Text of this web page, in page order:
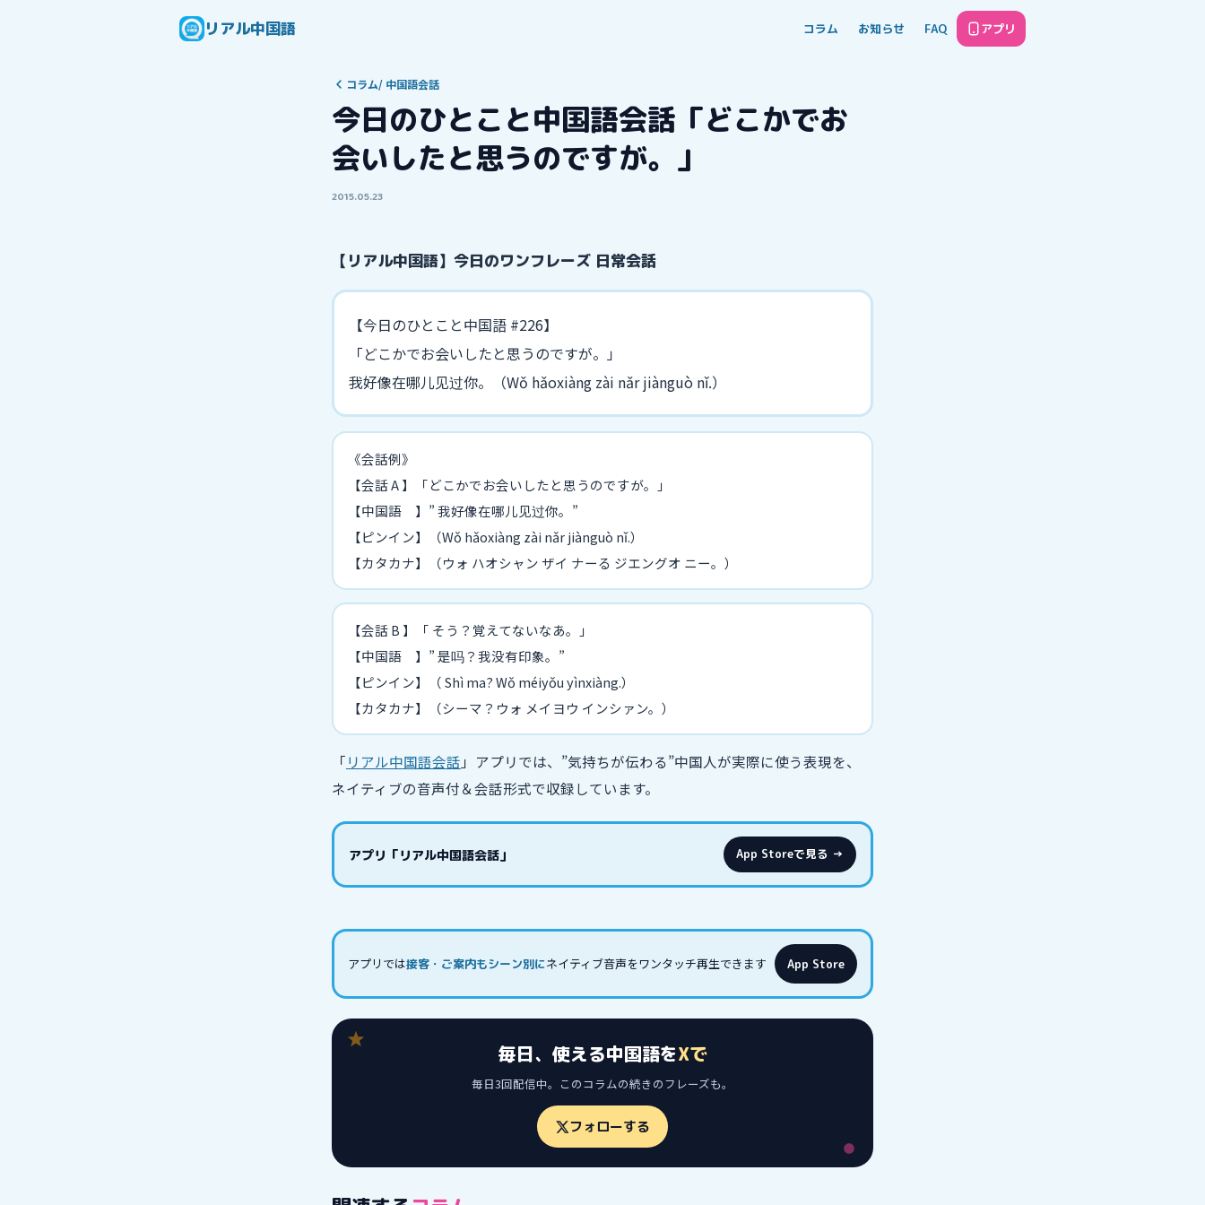
リアル中国語 コラム お知らせ FAQ アプリ
コラム/ 中国語会話
今日のひとこと中国語会話「どこかでお
会いしたと思うのですが。」
2015.05.23
【リアル中国語】今日のワンフレーズ 日常会話
【今日のひとこと中国語 #226】
「どこかでお会いしたと思うのですが。」
我好像在哪儿见过你。（Wǒ hǎoxiàng zài nǎr jiànguò nǐ.）
《会話例》
【会話 A 】「どこかでお会いしたと思うのですが。」
【中国語 】” 我好像在哪儿见过你。”
【ピンイン】（Wǒ hǎoxiàng zài nǎr jiànguò nǐ.）
【カタカナ】（ウォ ハオシャン ザイ ナーる ジエングオ ニー。）
【会話 B 】「 そう？覚えてないなあ。」
【中国語 】” 是吗？我没有印象。”
【ピンイン】（ Shì ma? Wǒ méiyǒu yìnxiàng.）
【カタカナ】（シーマ？ウォ メイヨウ インシァン。）
「リアル中国語会話 」アプリでは、”気持ちが伝わる”中国人が実際に使う表現を、
ネイティブの音声付＆会話形式で収録しています。
アプリ「リアル中国語会話」 App Storeで見る →
アプリでは接客・ご案内もシーン別にネイティブ音声をワンタッチ再生できます App Store
毎日、使える中国語をXで
毎日3回配信中。このコラムの続きのフレーズも。
フォローする